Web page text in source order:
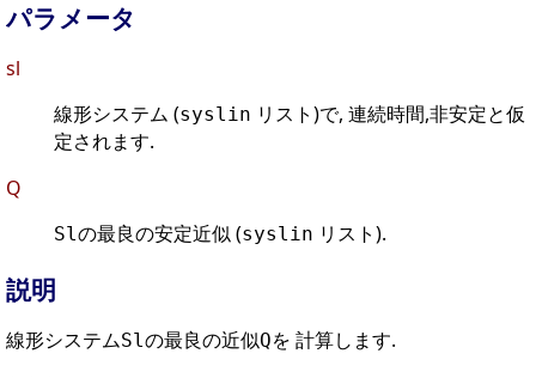
パラメータ
sl
線形システム (syslin リスト)で, 連続時間,非安定と仮
定されます.
Q
Slの最良の安定近似 (syslin リスト).
説明
線形システムSlの最良の近似Qを 計算します.